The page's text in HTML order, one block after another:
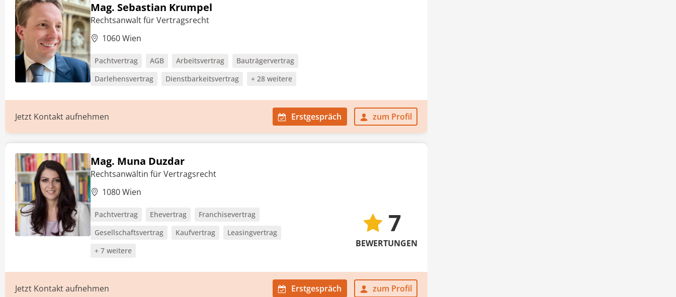
Mag. Sebastian Krumpel
Rechtsanwalt für Vertragsrecht
1060 Wien
Pachtvertrag AGB Arbeitsvertrag
Bauträgervertrag
Darlehensvertrag
Dienstbarkeitsvertrag + 28 weitere
Jetzt Kontakt aufnehmen Erstgespräch zum Profil
Mag. Muna Duzdar
Rechtsanwältin für Vertragsrecht
1080 Wien
Pachtvertrag Ehevertrag
Franchisevertrag
Gesellschaftsvertrag
Kaufvertrag
Leasingvertrag
+ 7 weitere
7
BEWERTUNGEN
Jetzt Kontakt aufnehmen Erstgespräch zum Profil